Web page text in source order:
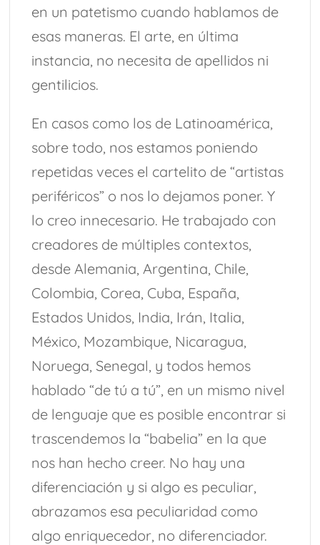
en un patetismo cuando hablamos de
esas maneras. El arte, en última
instancia, no necesita de apellidos ni
gentilicios.
En casos como los de Latinoamérica,
sobre todo, nos estamos poniendo
repetidas veces el cartelito de “artistas
periféricos” o nos lo dejamos poner. Y
lo creo innecesario. He trabajado con
creadores de múltiples contextos,
desde Alemania, Argentina, Chile,
Colombia, Corea, Cuba, España,
Estados Unidos, India, Irán, Italia,
México, Mozambique, Nicaragua,
Noruega, Senegal, y todos hemos
hablado “de tú a tú”, en un mismo nivel
de lenguaje que es posible encontrar si
trascendemos la “babelia” en la que
nos han hecho creer. No hay una
diferenciación y si algo es peculiar,
abrazamos esa peculiaridad como
algo enriquecedor, no diferenciador.